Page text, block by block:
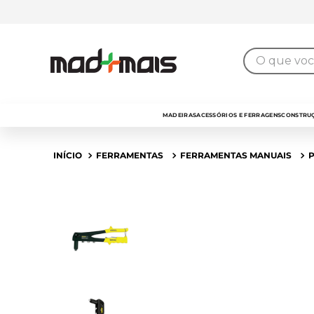
O que você
MADEIRASACESSÓRIOS E FERRAGENS
FERRAMENTAS FERRAMENTAS MANUAIS